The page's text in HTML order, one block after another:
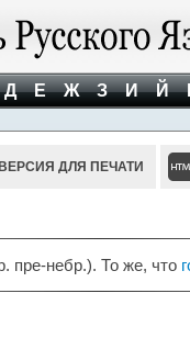
Д Е Ж З И Й
ВЕРСИЯ ДЛЯ ПЕЧАТИ
пре-небр.). То же, что